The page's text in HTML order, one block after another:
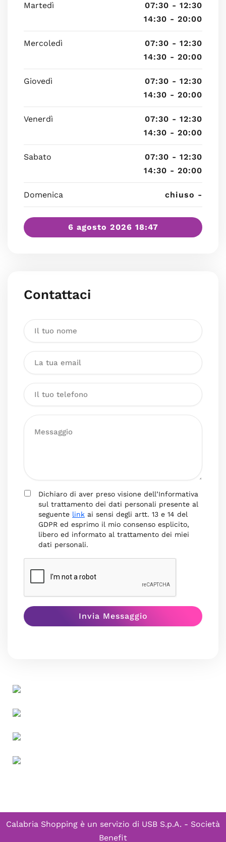
Martedì
07:30 - 12:30
14:30 - 20:00
Mercoledì
07:30 - 12:30
14:30 - 20:00
Giovedì
07:30 - 12:30
14:30 - 20:00
Venerdì
07:30 - 12:30
14:30 - 20:00
Sabato
07:30 - 12:30
14:30 - 20:00
Domenica chiuso -
6 agosto 2026 18:47
Contattaci
Dichiaro di aver preso visione dell’Informativa
sul trattamento dei dati personali presente al
seguente link ai sensi degli artt. 13 e 14 del
GDPR ed esprimo il mio consenso esplicito,
libero ed informato al trattamento dei miei
dati personali.
Calabria Shopping è un servizio di USB S.p.A. - Società
Benefit